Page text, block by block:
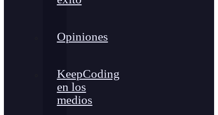
Opiniones
KeepCoding
en los
medios